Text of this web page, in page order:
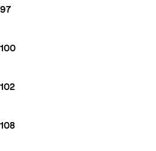
97
100
102
108